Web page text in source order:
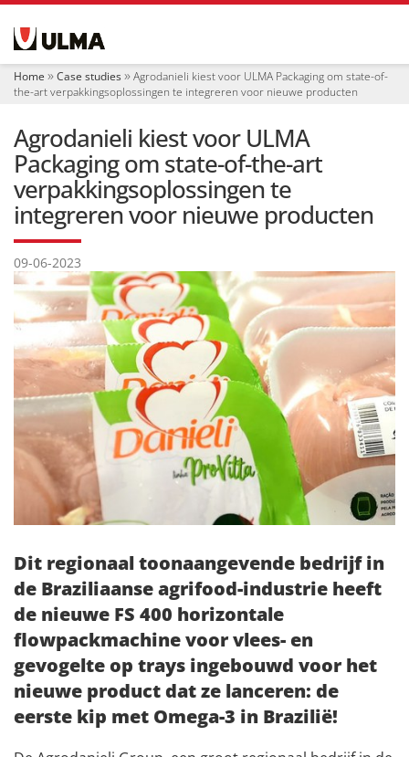
i
Home Case studies
Agrodanieli kiest voor ULMA Packaging om state-of-
the-art verpakkingsoplossingen te integreren voor nieuwe producten
Agrodanieli kiest voor ULMA
Packaging om state-of-the-art
verpakkingsoplossingen te
integreren voor nieuwe producten
09-06-2023
Dit regionaal toonaangevende bedrijf in
de Braziliaanse agrifood-industrie heeft
de nieuwe FS 400 horizontale
flowpackmachine voor vlees- en
gevogelte op trays ingebouwd voor het
nieuwe product dat ze lanceren: de
eerste kip met Omega-3 in Brazilië!